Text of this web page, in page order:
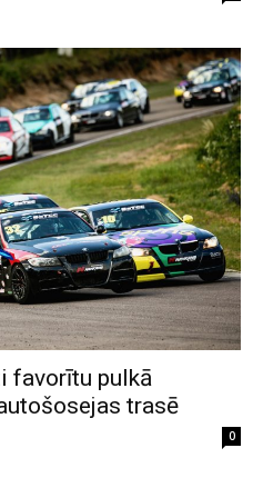
favorītu pulkā
trasē
0